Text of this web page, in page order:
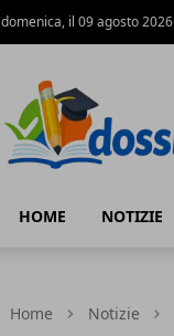
domenica, il 09 agosto 2026
HOME NOTIZIE
Home Notizie